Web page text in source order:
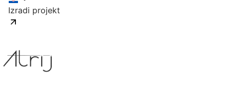
Izradi projekt